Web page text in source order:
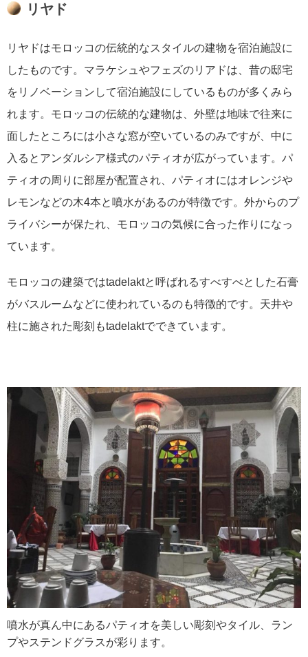
リヤド
リヤドはモロッコの伝統的なスタイルの建物を宿泊施設に
したものです。マラケシュやフェズのリアドは、昔の邸宅
をリノベーションして宿泊施設にしているものが多くみら
れます。モロッコの伝統的な建物は、外壁は地味で往来に
面したところには小さな窓が空いているのみですが、中に
入るとアンダルシア様式のパティオが広がっています。パ
ティオの周りに部屋が配置され、パティオにはオレンジや
レモンなどの木4本と噴水があるのが特徴です。外からのプ
ライバシーが保たれ、モロッコの気候に合った作りになっ
ています。
モロッコの建築ではtadelaktと呼ばれるすべすべとした石膏
がバスルームなどに使われているのも特徴的です。天井や
柱に施された彫刻もtadelaktでできています。
噴水が真ん中にあるパティオを美しい彫刻やタイル、ラン
プやステンドグラスが彩ります。